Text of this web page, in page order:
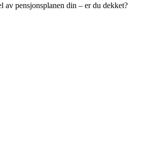
av pensjonsplanen din – er du dekket?